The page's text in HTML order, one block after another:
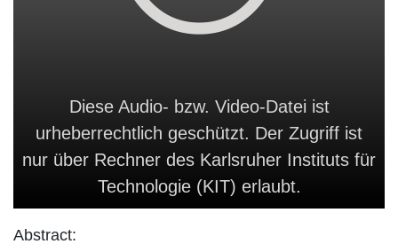
Diese Audio- bzw. Video-Datei ist
urheberrechtlich geschützt. Der Zugriff ist
nur über Rechner des Karlsruher Instituts für
Technologie (KIT) erlaubt.
Abstract: